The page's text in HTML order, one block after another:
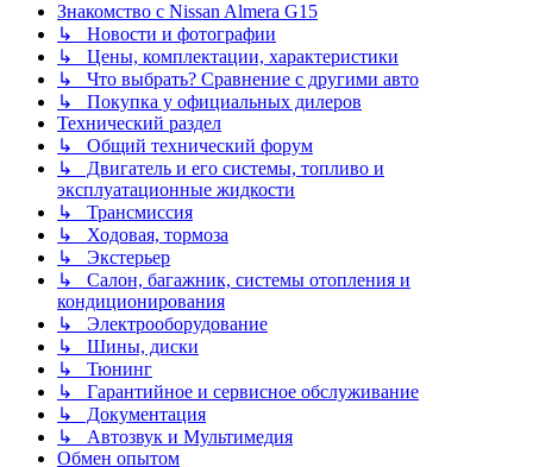
Знакомство с Nissan Almera G15
↳ Новости и фотографии
↳ Цены, комплектации, характеристики
↳ Что выбрать? Сравнение с другими авто
↳ Покупка у официальных дилеров
Технический раздел
↳ Общий технический форум
↳ Двигатель и его системы, топливо и
эксплуатационные жидкости
↳ Трансмиссия
↳ Ходовая, тормоза
↳ Экстерьер
↳ Салон, багажник, системы отопления и
кондиционирования
↳ Электрооборудование
↳ Шины, диски
↳ Тюнинг
↳ Гарантийное и сервисное обслуживание
↳ Документация
↳ Автозвук и Мультимедия
Обмен опытом